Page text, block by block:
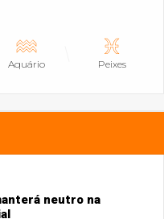
Aquário Peixes
neutro na